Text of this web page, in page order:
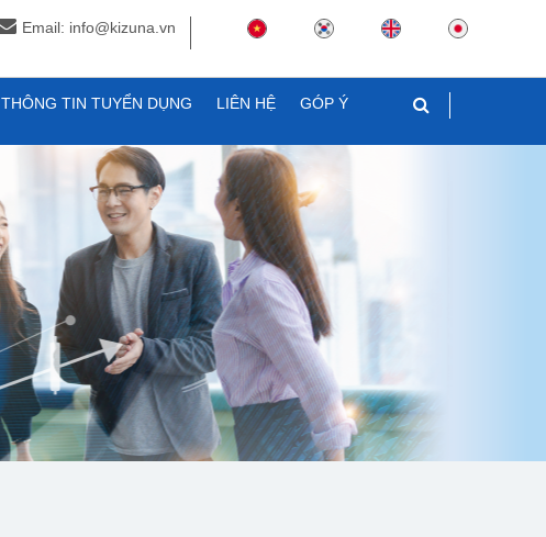
Email: info@kizuna.vn
THÔNG TIN TUYỂN DỤNG LIÊN HỆ GÓP Ý